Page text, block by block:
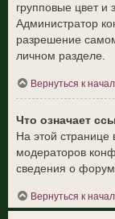
групповые цвет
Администратор
разрешение
личном разделе.
Вернуться к
Что означает
На этой странице
модераторов
сведения о
Вернуться к